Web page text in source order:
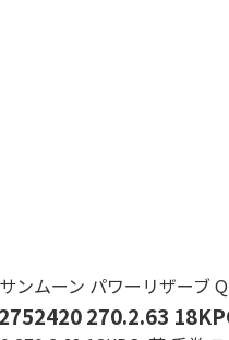
ンムーン パワーリザーブ
270.2.63